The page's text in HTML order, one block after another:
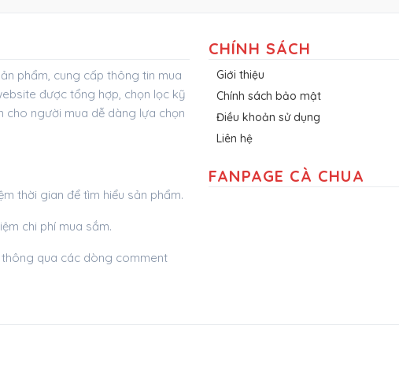
phẩm, cung cấp thông tin mua
được tổng hợp, chọn lọc kỹ
cho người mua dễ dàng lựa chọn
thời gian để tìm hiểu sản phẩm.
chi phí mua sắm.
thông qua các dòng comment
CHÍNH SÁCH
Giới thiệu
Chính sách bảo mật
Điều khoản sử dụng
Liên hệ
FANPAGE CÀ CHUA